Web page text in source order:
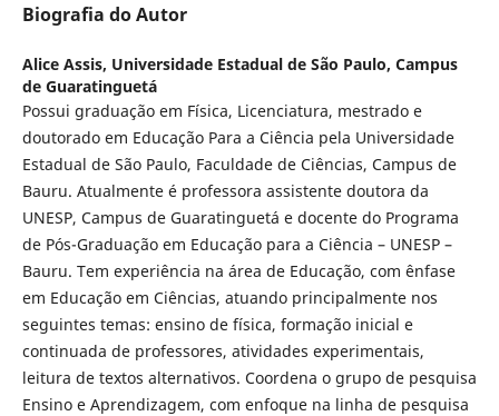
Biografia do Autor
Alice Assis, Universidade Estadual de São Paulo, Campus
de Guaratinguetá
Possui graduação em Física, Licenciatura, mestrado e
doutorado em Educação Para a Ciência pela Universidade
Estadual de São Paulo, Faculdade de Ciências, Campus de
Bauru. Atualmente é professora assistente doutora da
UNESP, Campus de Guaratinguetá e docente do Programa
de Pós-Graduação em Educação para a Ciência – UNESP –
Bauru. Tem experiência na área de Educação, com ênfase
em Educação em Ciências, atuando principalmente nos
seguintes temas: ensino de física, formação inicial e
continuada de professores, atividades experimentais,
leitura de textos alternativos. Coordena o grupo de pesquisa
Ensino e Aprendizagem, com enfoque na linha de pesquisa